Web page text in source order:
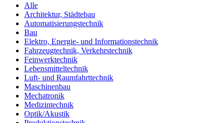
Alle
Architektur, Städtebau
Automatisierungstechnik
Bau
Elektro, Energie- und Informationstechnik
Fahrzeugtechnik, Verkehrstechnik
Feinwerktechnik
Lebensmitteltechnik
Luft- und Raumfahrttechnik
Maschinenbau
Mechatronik
Medizintechnik
Optik/Akustik